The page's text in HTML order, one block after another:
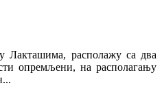
Лакташима, располажу са два
опремљени, на располагању